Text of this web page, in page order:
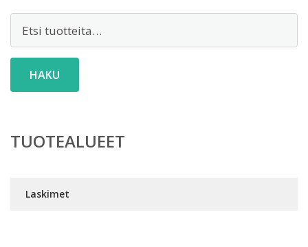
HAKU
TUOTEALUEET
Laskimet